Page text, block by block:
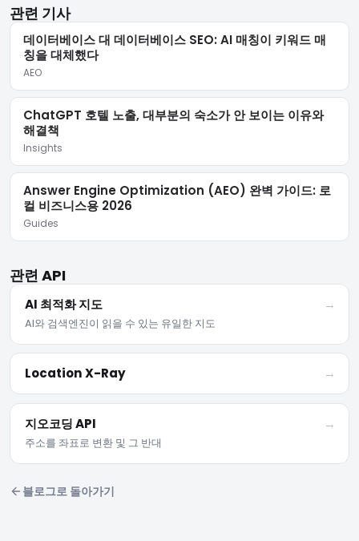
관련 기사
데이터베이스 대 데이터베이스 SEO: AI 매칭이 키워드 매
칭을 대체했다
AEO
ChatGPT 호텔 노출, 대부분의 숙소가 안 보이는 이유와
해결책
Insights
Answer Engine Optimization (AEO) 완벽 가이드: 로
컬 비즈니스용 2026
Guides
관련 API
AI 최적화 지도
AI와 검색엔진이 읽을 수 있는 유일한 지도
→
Location X-Ray →
지오코딩 API
주소를 좌표로 변환 및 그 반대
→
블로그로 돌아가기